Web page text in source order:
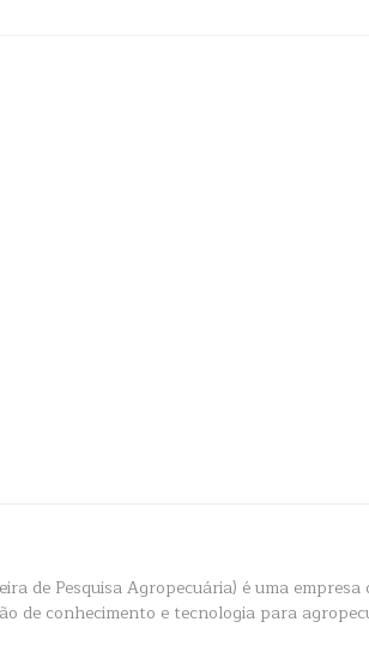
de Pesquisa Agropecuária) é uma empresa
de conhecimento e tecnologia para